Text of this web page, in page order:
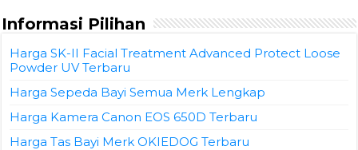
Informasi Pilihan
Harga SK-II Facial Treatment Advanced Protect Loose
Powder UV Terbaru
Harga Sepeda Bayi Semua Merk Lengkap
Harga Kamera Canon EOS 650D Terbaru
Harga Tas Bayi Merk OKIEDOG Terbaru